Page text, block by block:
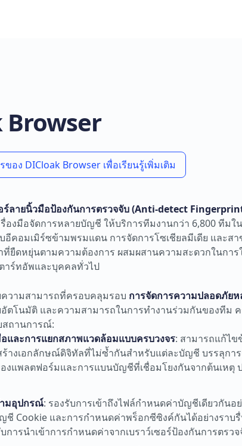
Browser
ของ DICloak Browser เพื่อเรียนรู้เพิ่มเติม
อร์ลายนิ้วมือป้องกันการตรวจจับ (Anti-detect
องมือจัดการหลายบัญชี ให้บริการทีมงานกว่า 6,800 ทีม
คอมเมิร์ซข้ามพรมแดน การจัดการโซเชียลมีเดีย และสา
ที่ยืดหยุ่นตามความต้องการ ผสมผสานความสะดวกในกา
าร์ทอัพและบุคคลทั่วไป
ความสามารถที่ครอบคลุมรอบ การจัดการความปลอดภัย
ตโนมัติ และความสามารถในการทำงานร่วมกันของทีม
ถานการณ์:
และการแยกสภาพแวดล้อมแบบครบวงจร: สามารถแก้ไข
ร้างเอกลักษณ์ดิจิทัลที่ไม่ซ้ำกันสำหรับแต่ละบัญชี บรรลุก
งแพลตฟอร์มและการแบนบัญชีที่เชื่อมโยงกันจากต้นเหตุ
มอุปกรณ์: รองรับการเข้าถึงไฟล์กำหนดค่าบัญชีเดียวกั
ชี Cookie และการกำหนดค่าพร็อกซีซิงค์กันได้อย่างร
การนำเข้าการกำหนดค่าจากเบราว์เซอร์ป้องกันการตร